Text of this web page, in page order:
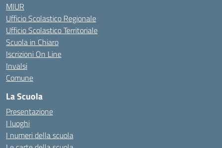
MIUR
Ufficio Scolastico Regionale
Ufficio Scolastico Territoriale
Scuola in Chiaro
Iscrizioni On Line
Invalsi
Comune
La Scuola
Presentazione
I luoghi
I numeri della scuola